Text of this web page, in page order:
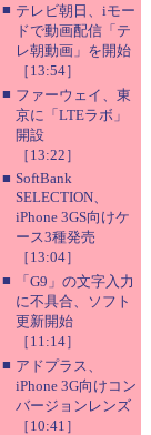
■ テレビ朝日、iモー
ドで動画配信「テ
レ朝動画」を開始
［13:54］
■ ファーウェイ、東
京に「LTEラボ」
開設
［13:22］
■ SoftBank
SELECTION、
iPhone 3GS向けケ
ース3種発売
［13:04］
■
「G9」の文字入力
に不具合、ソフト
更新開始
［11:14］
■ アドプラス、
iPhone 3G向けコン
バージョンレンズ
［10:41］